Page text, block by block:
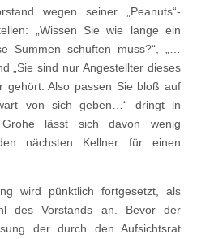
wegen seiner „Peanuts“-
„Wissen Sie wie lange ein
Summen schuften muss?“, „…
„Sie sind nur Angestellter dieses
gehört. Also passen Sie bloß auf
von sich geben…“ dringt in
lässt sich davon wenig
nächsten Kellner für einen
wird pünktlich fortgesetzt, als
des Vorstands an. Bevor der
der durch den Aufsichtsrat